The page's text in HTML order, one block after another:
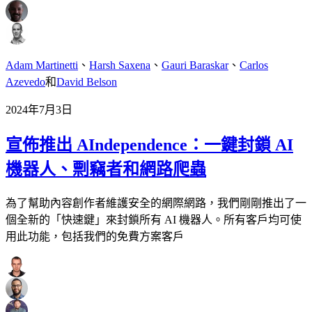
Adam Martinetti 、 Harsh Saxena 、 Gauri Baraskar、 Carlos
Azevedo和David Belson
2024年7月3日
宣佈推出 AIndependence：一鍵封鎖 AI
機器人、剽竊者和網路爬蟲
為了幫助內容創作者維護安全的網際網路，我們剛剛推出了一
個全新的「快速鍵」來封鎖所有 AI 機器人。所有客戶均可使
用此功能，包括我們的免費方案客戶